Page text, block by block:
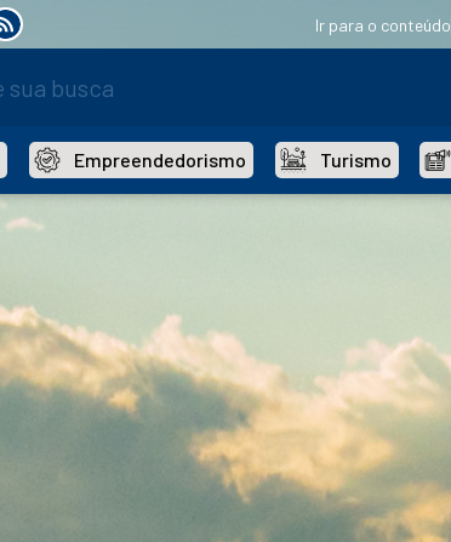
Ir para o conteúdo
Empreendedorismo Turismo